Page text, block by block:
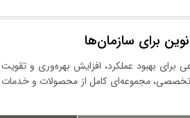
برای سازمان‌ها
برای بهبود عملکرد، افزایش بهره‌وری و تقویت
تعلق سازمانی هستند. شرکت آواکتان بیزینس با ارائه خدمات B2B تخصصی، مجموعه‌ای کامل از محصولات و خدمات